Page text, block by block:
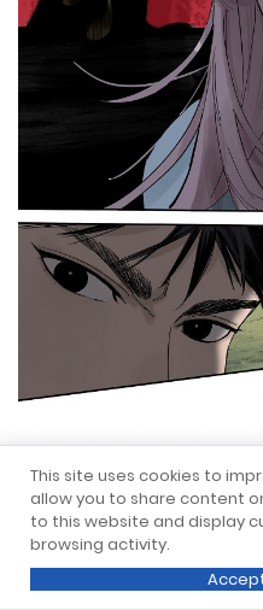
This site uses cookies to
allow you to share content
to this website and display
browsing activity.